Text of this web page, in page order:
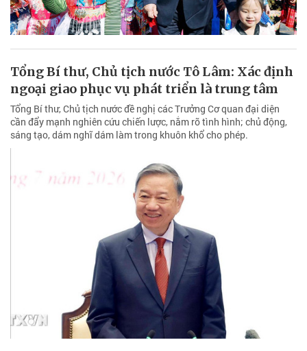
Tổng Bí thư, Chủ tịch nước Tô Lâm: Xác định
ngoại giao phục vụ phát triển là trung tâm
Tổng Bí thư, Chủ tịch nước đề nghị các Trưởng Cơ quan đại diện
cần đẩy mạnh nghiên cứu chiến lược, nắm rõ tình hình; chủ động,
sáng tạo, dám nghĩ dám làm trong khuôn khổ cho phép.